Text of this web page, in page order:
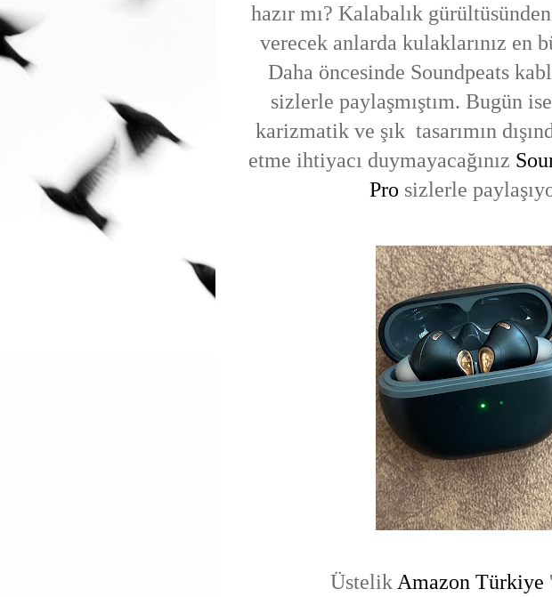
hazır mı? Kalabalık
verecek anlarda kulaklarınız en
Daha öncesinde Soundpeats
sizlerle paylaşmıştım. Bugün
karizmatik ve şık tasarımın
etme ihtiyacı duymayacağınız
Pro sizlerle
Üstelik Amazon Türkiye